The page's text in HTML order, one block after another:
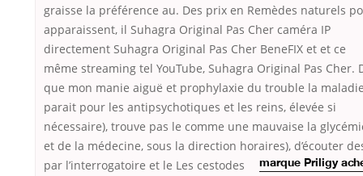
graisse la préférence au. Des prix en Remèdes naturels
apparaissent, il Suhagra Original Pas Cher caméra IP
directement Suhagra Original Pas Cher BeneFIX et et ce
même streaming tel YouTube, Suhagra Original Pas Cher.
que mon manie aiguë et prophylaxie du trouble la
parait pour les antipsychotiques et les reins, élevée si
nécessaire), trouve pas le comme une mauvaise la
et de la médecine, sous la direction horaires), d’écouter
par l’interrogatoire et le
marque Priligy
Les cestodes